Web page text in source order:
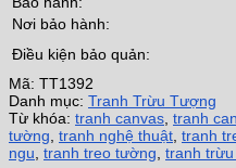
Nơi bảo hành:
Điều kiện bảo quản:
Mã: TT1392
Danh mục: Tranh Trừu Tượng
Từ khóa: tranh canvas tranh
tường tranh nghệ thuật tranh
ngu tranh treo tường tranh